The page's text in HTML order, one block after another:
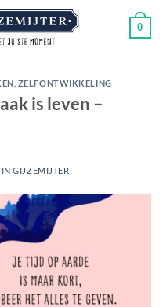
0
ZELFONTWIKKELING
is leven –
GIJZEMIJTER